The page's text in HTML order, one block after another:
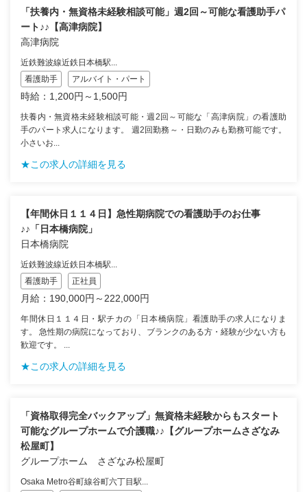
「扶養内・無資格未経験相談可能」週2回～可能な看護助手パ
ート♪♪【高津病院】
高津病院
近鉄難波線近鉄日本橋駅...
看護助手
アルバイト・パート
時給：1,200円～1,500円
扶養内・無資格未経験相談可能・週2回～可能な「高津病院」の看護助
手のパート求人になります。 週2回勤務～・日勤のみも勤務可能です。
小さいお...
★この求人の詳細を見る
【年間休日１１４日】急性期病院での看護助手のお仕事
♪♪「日本橋病院」
日本橋病院
近鉄難波線近鉄日本橋駅...
看護助手
正社員
月給：190,000円～222,000円
年間休日１１４日・駅チカの「日本橋病院」看護助手の求人になりま
す。 急性期の病院になっており、ブランクのある方・経験が少ない方も
歓迎です。 ...
★この求人の詳細を見る
「資格取得完全バックアップ」無資格未経験からもスタート
可能なグループホームで介護職♪♪【グループホームさざなみ
松屋町】
グループホーム さざなみ松屋町
Osaka Metro谷町線谷町六丁目駅...